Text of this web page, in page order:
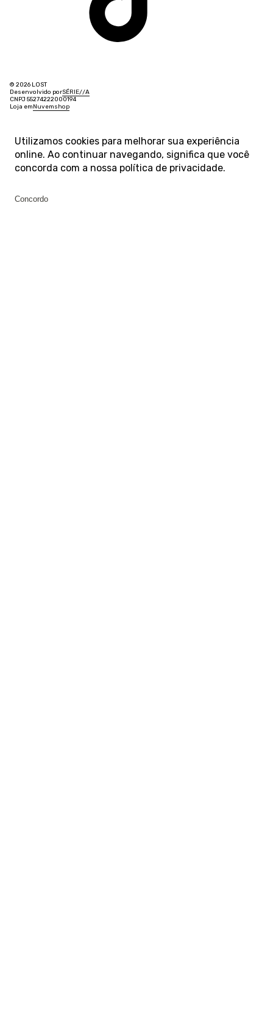
© 2026 LOST
Desenvolvido porSÉRIE//A
CNPJ 55274222000194
Loja emNuvemshop
Utilizamos cookies para melhorar sua experiência
online. Ao continuar navegando, significa que você
concorda com a nossa política de privacidade.
Concordo